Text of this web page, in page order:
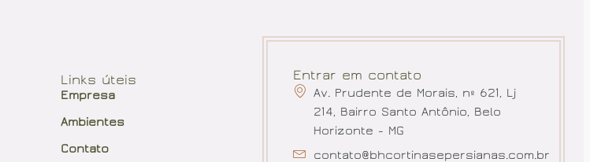
Links úteis
Empresa
Ambientes
Contato
Entrar em contato
Av. Prudente de Morais, nº 621, Lj
214, Bairro Santo Antônio, Belo
Horizonte - MG
contato@bhcortinasepersianas.com.br